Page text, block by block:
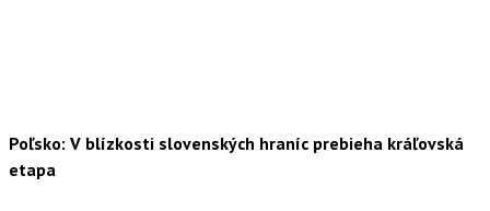
Poľsko: V blízkosti slovenských hraníc prebieha kráľovská
etapa